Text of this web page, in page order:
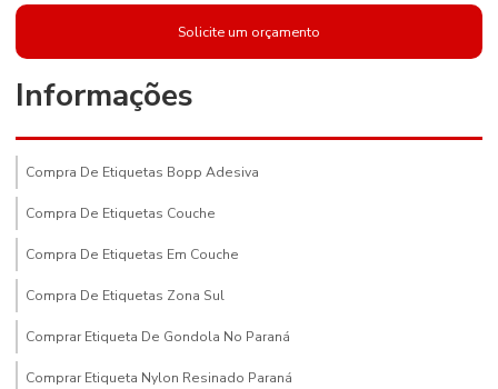
Solicite um orçamento
Informações
Compra De Etiquetas Bopp Adesiva
Compra De Etiquetas Couche
Compra De Etiquetas Em Couche
Compra De Etiquetas Zona Sul
Comprar Etiqueta De Gondola No Paraná
Comprar Etiqueta Nylon Resinado Paraná